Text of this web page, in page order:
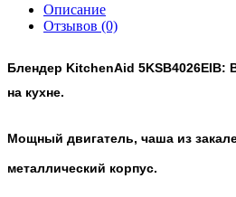
Описание
Отзывов (0)
Блендер KitchenAid 5KSB4026EIB:
на кухне.
Мощный двигатель, чаша из
металлический корпус.